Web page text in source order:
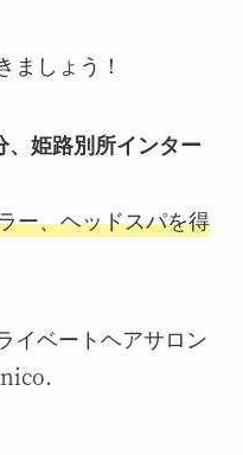
ましょう！
姫路別所インター
ー、ヘッドスパを得
イベートヘアサロン